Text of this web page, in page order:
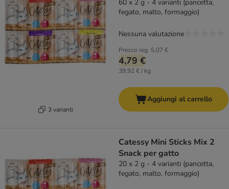
3 varianti
60 x 2 g - 4 varianti (pancetta,
fegato, malto, formaggio)
Prezzo reg. 5,07 €
4,79 €
39,92 € / kg
Nessuna valutazione
Aggiungi al carrello
Catessy Mini Sticks Mix 2
Snack per gatto
20 x 2 g - 4 varianti (pancetta,
fegato, malto, formaggio)